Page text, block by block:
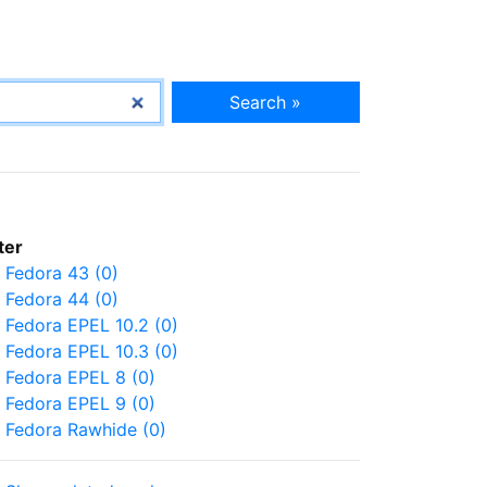
Search »
Fedora 43 (0)
Fedora 44 (0)
Fedora EPEL 10.2 (0)
Fedora EPEL 10.3 (0)
Fedora EPEL 8 (0)
Fedora EPEL 9 (0)
Fedora Rawhide (0)